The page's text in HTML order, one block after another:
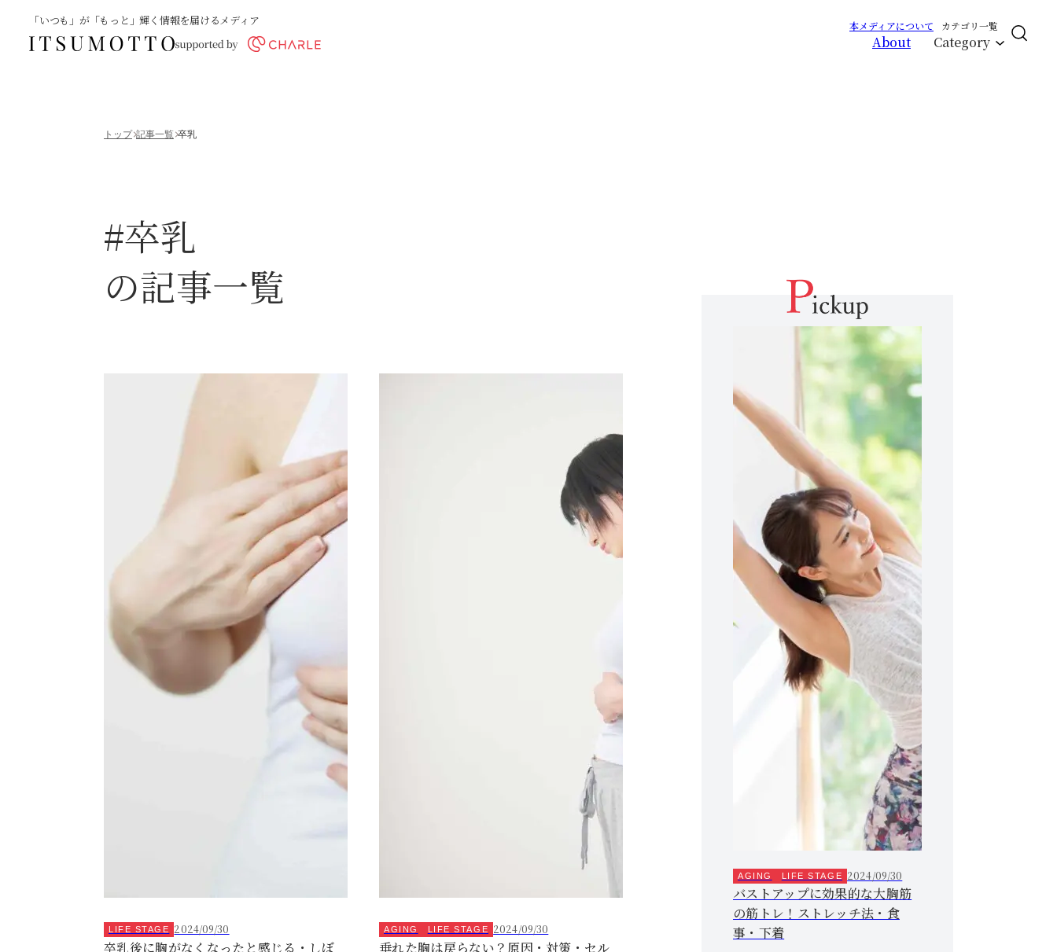
「いつも」が「もっと」輝く情報を届けるメディア 本メディアについて
About
カテゴリ一覧
Category
トップ 記事一覧 卒乳
#卒乳
の記事一覧
LIFE STAGE 2024/09/30
卒乳後に胸がなくなったと感じる・しぼ
AGING LIFE STAGE 2024/09/30
垂れた胸は戻らない？原因・対策・セル
AGING LIFE STAGE 2024/09/30
バストアップに効果的な大胸筋
の筋トレ！ストレッチ法・食
事・下着